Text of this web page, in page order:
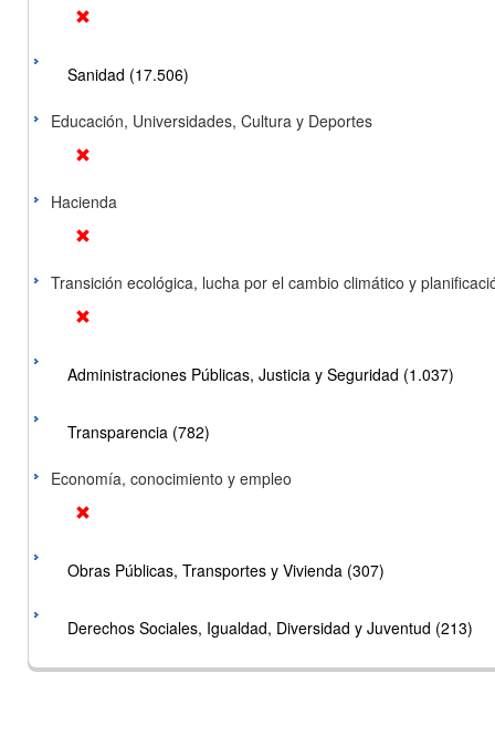
Sanidad (17.506)
Educación, Universidades, Cultura y Deportes
Hacienda
Transición ecológica, lucha por el cambio climático y
Administraciones Públicas, Justicia y Seguridad (1.037)
Transparencia (782)
Economía, conocimiento y empleo
Obras Públicas, Transportes y Vivienda (307)
Derechos Sociales, Igualdad, Diversidad y Juventud (213)